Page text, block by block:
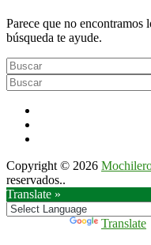
Parece que no encontramos
búsqueda te ayude.
Copyright © 2026
reservados..
Translate »
Translate